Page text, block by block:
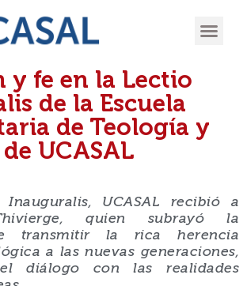
y fe en la Lectio
de la Escuela
de Teología y
UCASAL
UCASAL recibió a
quien subrayó la
transmitir la rica herencia
a las nuevas generaciones,
diálogo con las realidades